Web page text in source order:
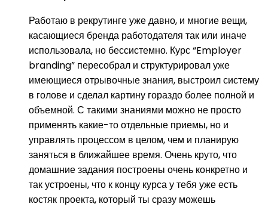
Работаю в рекрутинге уже давно, и многие вещи,
касающиеся бренда работодателя так или иначе
использовала, но бессистемно. Курс “Employer
branding” пересобрал и структурировал уже
имеющиеся отрывочные знания, выстроил систему
в голове и сделал картину гораздо более полной и
объемной. С такими знаниями можно не просто
применять какие-то отдельные приемы, но и
управлять процессом в целом, чем и планирую
заняться в ближайшее время. Очень круто, что
домашние задания построены очень конкретно и
так устроены, что к концу курса у тебя уже есть
костяк проекта, который ты сразу можешь